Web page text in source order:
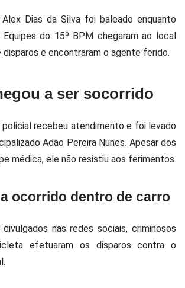
Dias da Silva foi baleado enquanto
do 15º BPM chegaram ao local
disparos e encontraram o agente ferido.
a ser socorrido
recebeu atendimento e foi levado
Adão Pereira Nunes. Apesar dos
médica, ele não resistiu aos ferimentos.
ocorrido dentro de carro
nas redes sociais, criminosos
efetuaram os disparos contra o